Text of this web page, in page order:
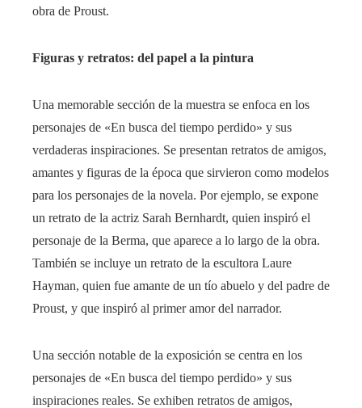
obra de Proust.​
Figuras y retratos: del papel a la pintura
Una memorable sección de la muestra se enfoca en los
personajes de «En busca del tiempo perdido» y sus
verdaderas inspiraciones. Se presentan retratos de amigos,
amantes y figuras de la época que sirvieron como modelos
para los personajes de la novela. Por ejemplo, se expone
un retrato de la actriz Sarah Bernhardt, quien inspiró el
personaje de la Berma, que aparece a lo largo de la obra.
También se incluye un retrato de la escultora Laure
Hayman, quien fue amante de un tío abuelo y del padre de
Proust, y que inspiró al primer amor del narrador. ​
Una sección notable de la exposición se centra en los
personajes de «En busca del tiempo perdido» y sus
inspiraciones reales. Se exhiben retratos de amigos,